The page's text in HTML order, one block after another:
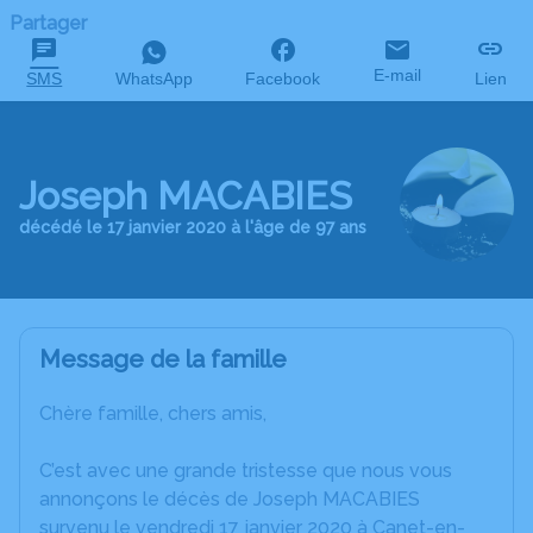
Partager
SMS WhatsApp Facebook E-mail Lien
Joseph MACABIES
décédé le 17 janvier 2020 à l'âge de 97 ans
Message de la famille
Chère famille, chers amis,
C’est avec une grande tristesse que nous vous
annonçons le décès de Joseph MACABIES
survenu le vendredi 17 janvier 2020 à Canet-en-